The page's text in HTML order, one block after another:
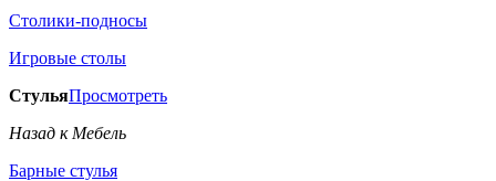
Столики-подносы
Игровые столы
СтульяПросмотреть
Назад к Мебель
Барные стулья